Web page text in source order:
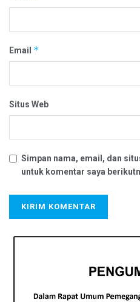
Email *
Situs Web
Simpan nama, email, dan
untuk komentar saya